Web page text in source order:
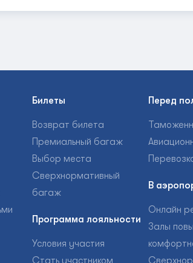
Билеты
Возврат билета
Премиальный багаж
Выбор места
Сверхнормативный
багаж
Программа лояльности
Условия участия
Стать участником
Перед
В
Онлайн
Залы